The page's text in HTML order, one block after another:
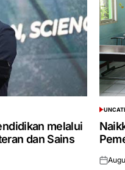
melalui
dan Sains
POSTED
IN
Posted